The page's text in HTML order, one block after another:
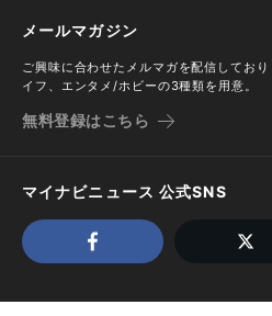
メールマガジン
ご興味に合わせたメルマガを配信してお
イフ、エンタメ/ホビーの3種類を用意。
無料登録はこちら
マイナビニュース 公式SNS